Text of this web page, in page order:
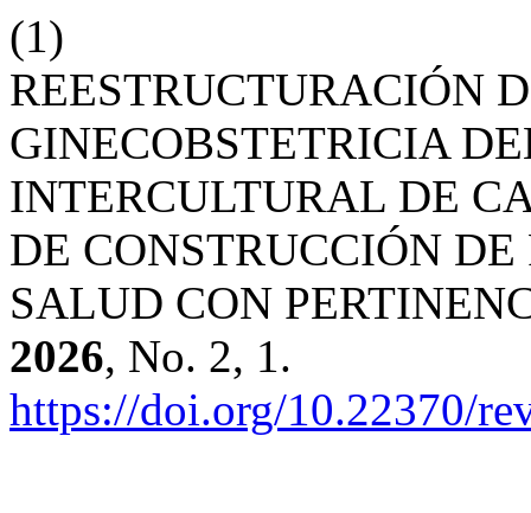
(1)
REESTRUCTURACIÓN
GINECOBSTETRICIA
INTERCULTURAL DE
DE CONSTRUCCIÓN
SALUD CON
2026, No. 2, 1.
https://doi.org/10.22370/